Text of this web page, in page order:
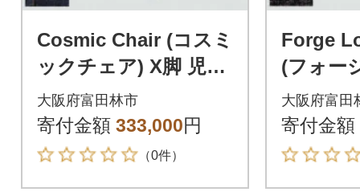
Cosmic Chair (コスミ
ックチェア) X脚 児島
デニム【SWOF】
大阪府富田林市
寄付金額 333,000円
（0件）
Forge
(フォー
ェア
ー【
大阪府富田
寄付金額